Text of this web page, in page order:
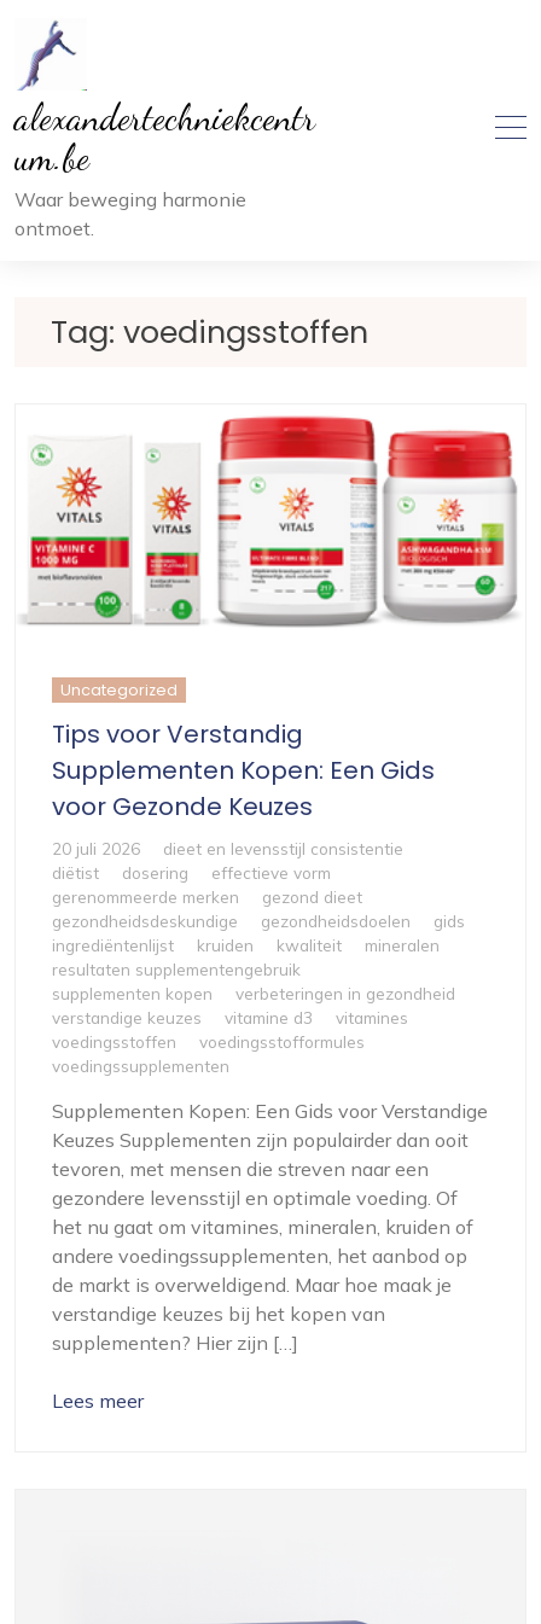
inhoud
alexandertechniekcentr
um.be
Waar beweging harmonie
ontmoet.
Tag: voedingsstoffen
Uncategorized
Tips voor Verstandig
Supplementen Kopen: Een Gids
voor Gezonde Keuzes
20 juli 2026
dieet en levensstijl consistentie
diëtist
dosering
effectieve vorm
gerenommeerde merken
gezond dieet
gezondheidsdeskundige
gezondheidsdoelen
gids
ingrediëntenlijst
kruiden kwaliteit
mineralen
resultaten supplementengebruik
supplementen kopen
verbeteringen in gezondheid
verstandige keuzes
vitamine d3
vitamines
voedingsstoffen
voedingsstofformules
voedingssupplementen
Supplementen Kopen: Een Gids voor Verstandige
Keuzes Supplementen zijn populairder dan ooit
tevoren, met mensen die streven naar een
gezondere levensstijl en optimale voeding. Of
het nu gaat om vitamines, mineralen, kruiden of
andere voedingssupplementen, het aanbod op
de markt is overweldigend. Maar hoe maak je
verstandige keuzes bij het kopen van
supplementen? Hier zijn […]
Lees meer